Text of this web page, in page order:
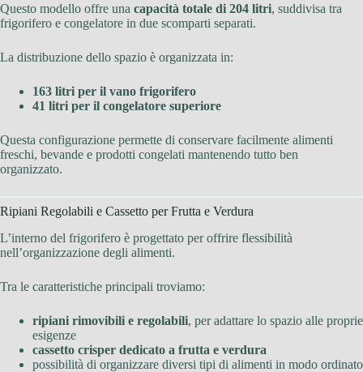
Questo modello offre una capacità totale di 204 litri, suddivisa tra
frigorifero e congelatore in due scomparti separati.
La distribuzione dello spazio è organizzata in:
163 litri per il vano frigorifero
41 litri per il congelatore superiore
Questa configurazione permette di conservare facilmente alimenti
freschi, bevande e prodotti congelati mantenendo tutto ben
organizzato.
Ripiani Regolabili e Cassetto per Frutta e Verdura
L’interno del frigorifero è progettato per offrire flessibilità
nell’organizzazione degli alimenti.
Tra le caratteristiche principali troviamo:
ripiani rimovibili e regolabili, per adattare lo spazio alle proprie
esigenze
cassetto crisper dedicato a frutta e verdura
possibilità di organizzare diversi tipi di alimenti in modo ordinato